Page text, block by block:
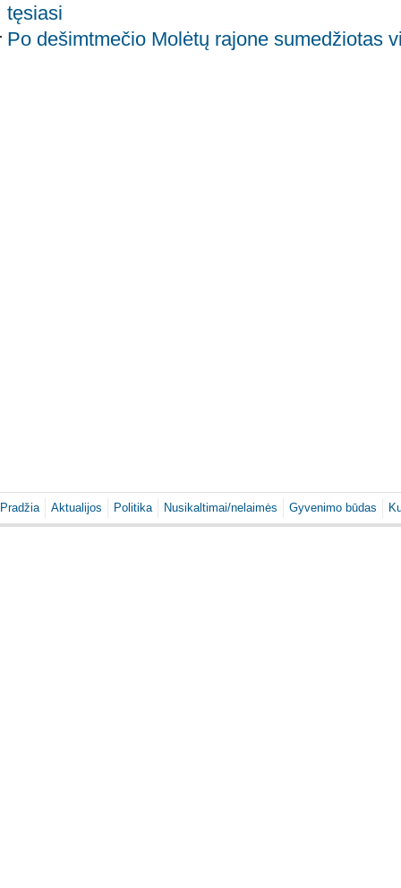
tęsiasi
Po dešimtmečio Molėtų rajone sumedžiotas
Pradžia Aktualijos Politika Nusikaltimai/nelaimės Gyvenimo būdas